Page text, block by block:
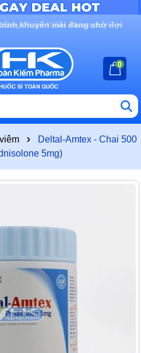
khuyến mãi đang chờ đợi
0
Deltal-Amtex - Chai 500
5mg)